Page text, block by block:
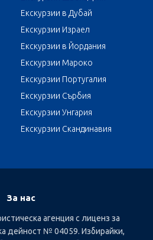
Екскурзии в Дубай
Екскурзии Израел
Екскурзии в Йордания
Екскурзии Мароко
Екскурзии Португалия
Екскурзии Сърбия
Екскурзии Унгария
Екскурзии Скандинавия
За нас
агенция с лиценз за
дейност № 04059. Избирайки,